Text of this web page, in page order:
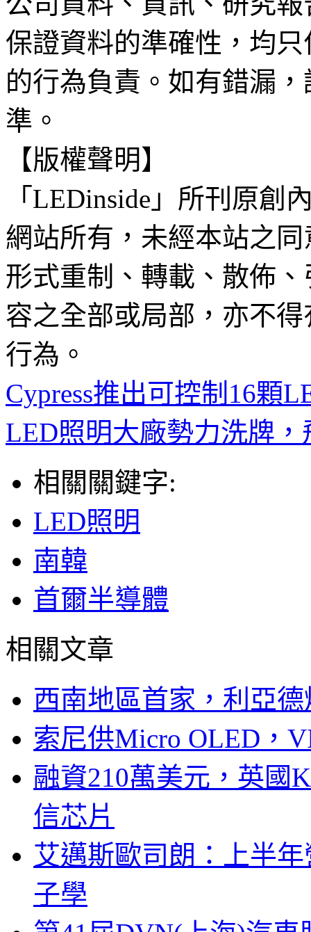
保證資料的準確性，均
的行為負責。如有錯漏
準。
【版權聲明】
「LEDinside」所刊原創
網站所有，未經本站之
形式重制、轉載、散佈
容之全部或局部，亦不
行為。
Cypress推出可控制16顆
LED照明大廠勢力洗牌
相關關鍵字:
LED照明
南韓
首爾半導體
相關文章
西南地區首家，利亞
索尼供Micro OLED，
融資210萬美元，英國
信芯片
艾邁斯歐司朗：上半
子學